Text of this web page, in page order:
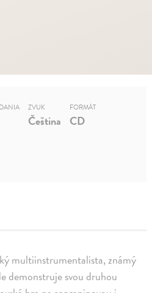
multiinstrumentalista, známý
demonstruje svou druhou
ZVUK
Čeština
FORMÁT
CD